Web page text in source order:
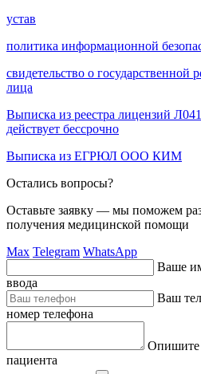
устав
политика информационной
свидетельство о государственной
лица
Выписка из реестра лицензий
действует бессрочно
Выписка из ЕГРЮЛ ООО КИМ
Остались вопросы?
Оставьте заявку — мы поможем
получения медицинской помощи
Max Telegram WhatsApp
Ваше
ввода
Ваш
номер телефона
Опишите
пациента